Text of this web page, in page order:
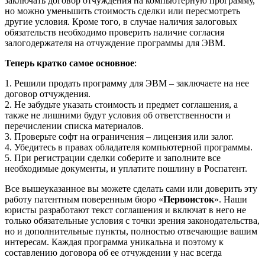
но можно уменьшить стоимость сделки или пересмотреть
другие условия. Кроме того, в случае наличия залоговых
обязательств необходимо проверить наличие согласия
залогодержателя на отчуждение программы для ЭВМ.
Теперь кратко самое основное:
1. Решили продать программу для ЭВМ – заключаете на нее
договор отчуждения.
2. Не забудьте указать стоимость и предмет соглашения, а
также не лишними будут условия об ответственности и
перечислении списка материалов.
3. Проверьте софт на ограничения – лицензия или залог.
4. Убедитесь в правах обладателя компьютерной программы.
5. При регистрации сделки соберите и заполните все
необходимые документы, и уплатите пошлину в Роспатент.
Все вышеуказанное вы можете сделать сами или доверить эту
работу патентным поверенным бюро «Первоисток». Наши
юристы разработают текст соглашения и включат в него не
только обязательные условия с точки зрения законодательства,
но и дополнительные пункты, полностью отвечающие вашим
интересам. Каждая программа уникальна и поэтому к
составлению договора об ее отчуждении у нас всегда